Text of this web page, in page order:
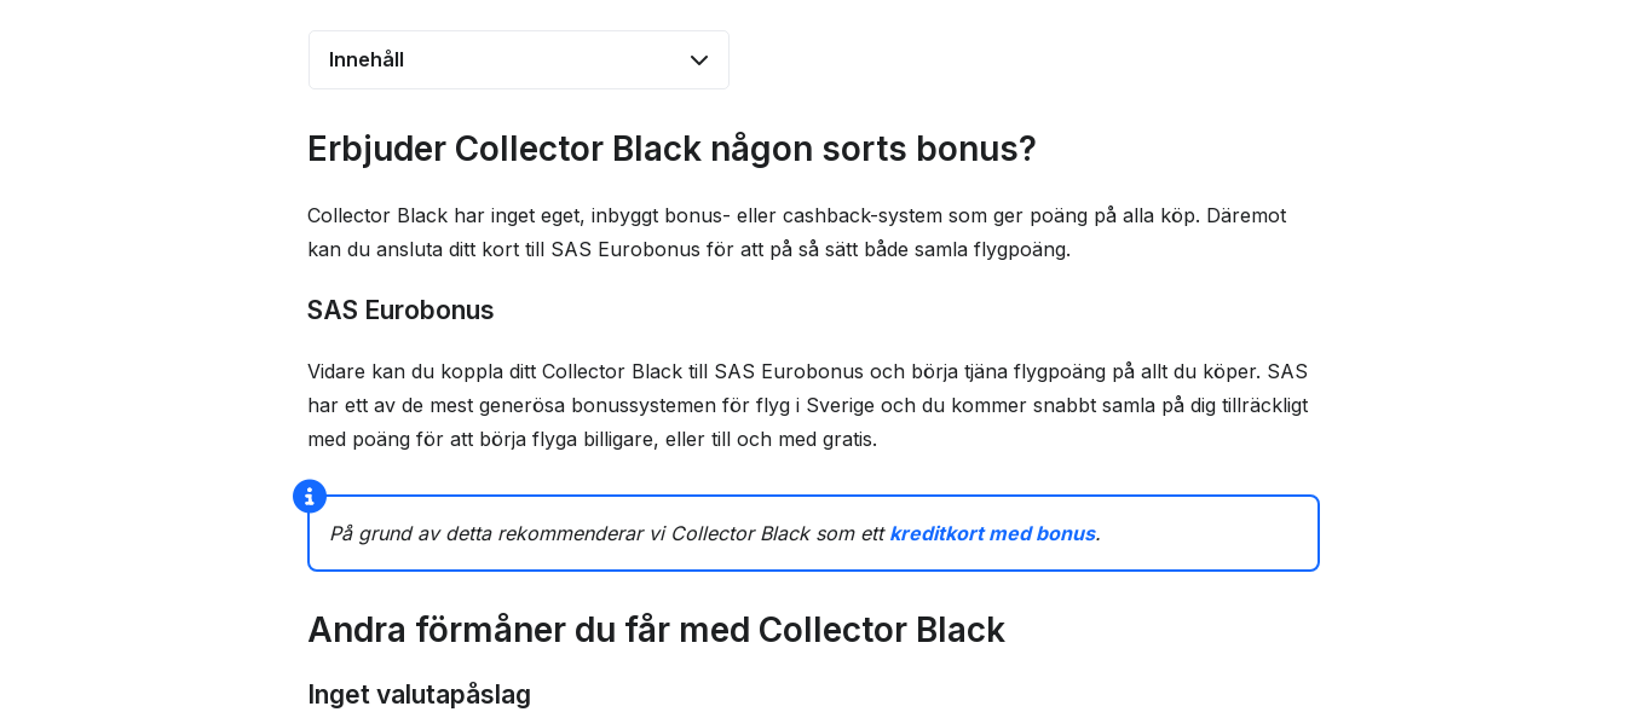
Innehåll
bonus?
Andra förmåner du får med Collector
Black
Black?
Hur hög är räntan på Black?
Jämför Black med liknande kreditkort
Kraven för att ansöka om Collector
Collectors kundtjänst
Vad andra tycker om Collector Black?
Frågor och svar
Kontaktinformasjon
Erbjuder Collector Black någon sorts bonus?
Collector Black har inget eget, inbyggt bonus- eller cashback-system som ger poäng på alla köp. Däremot
kan du ansluta ditt kort till SAS Eurobonus för att på så sätt både samla flygpoäng.
SAS Eurobonus
Vidare kan du koppla ditt Collector Black till SAS Eurobonus och börja tjäna flygpoäng på allt du köper. SAS
har ett av de mest generösa bonussystemen för flyg i Sverige och du kommer snabbt samla på dig tillräckligt
med poäng för att börja flyga billigare, eller till och med gratis.
På grund av detta rekommenderar vi Collector Black som ett kreditkort med bonus.
Andra förmåner du får med Collector Black
Inget valutapåslag